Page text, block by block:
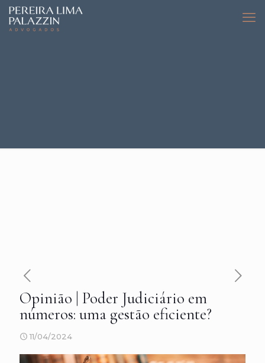
Opinião | Poder Judiciário em
números: uma gestão eficiente?
11/04/2024